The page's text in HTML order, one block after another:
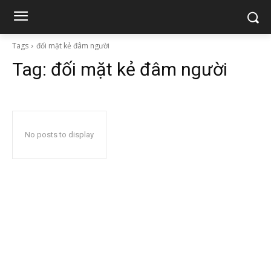
Tags đối mặt kẻ đâm người
Tag: đối mặt kẻ đâm người
No posts to display